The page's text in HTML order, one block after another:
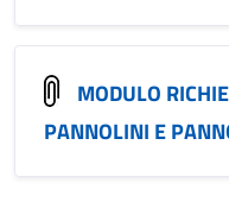
MODULO
PANNOLINI E